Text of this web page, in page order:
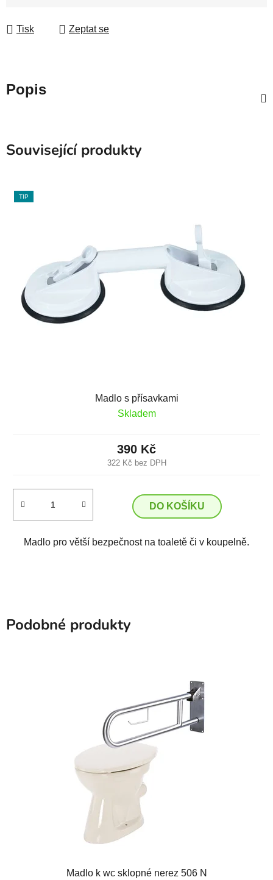
Tisk Zeptat se
Popis
Související produkty
TIP
Madlo s přísavkami
Skladem
322 Kč bez DPH
390 Kč
DO KOŠÍKU
Madlo pro větší bezpečnost na toaletě či v koupelně.
Podobné produkty
Madlo k wc sklopné nerez 506 N